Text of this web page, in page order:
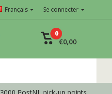
Français Se connecter
0
€0,00